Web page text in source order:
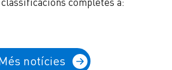
notícies